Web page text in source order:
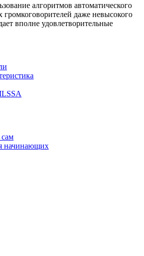
алгоритмов автоматического
громкоговорителей даже невысокого
вполне удовлетворительные
начинающих